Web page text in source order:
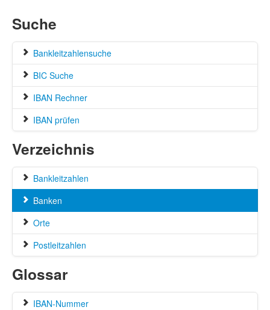
Suche
Bankleitzahlensuche
BIC Suche
IBAN Rechner
IBAN prüfen
Verzeichnis
Bankleitzahlen
Banken
Orte
Postleitzahlen
Glossar
IBAN-Nummer